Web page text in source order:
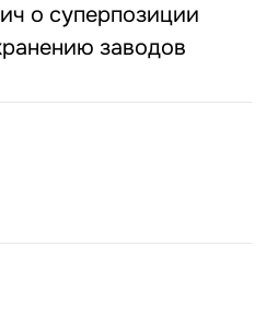
о суперпозиции
заводов